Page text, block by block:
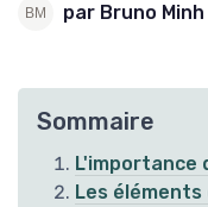
par Bruno Minh
Sommaire
L'importance
Les